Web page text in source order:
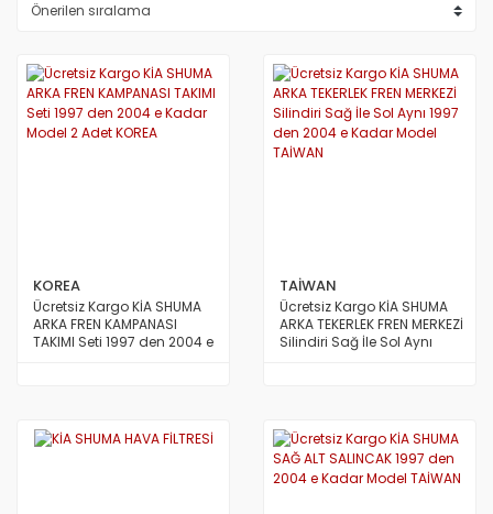
KOREA
Ücretsiz Kargo KİA SHUMA
ARKA FREN KAMPANASI
TAKIMI Seti 1997 den 2004 e
TAİWAN
Ücretsiz Kargo KİA SHUMA
ARKA TEKERLEK FREN MERKEZİ
Silindiri Sağ İle Sol Aynı